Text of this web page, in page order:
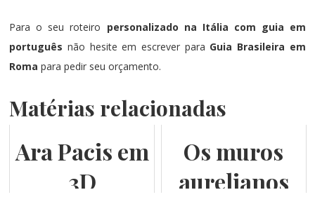
Para o seu roteiro personalizado na Itália com guia em
português não hesite em escrever para Guia Brasileira em
Roma para pedir seu orçamento.
Matérias relacionadas
Ara Pacis em
3D
Os muros
aurelianos